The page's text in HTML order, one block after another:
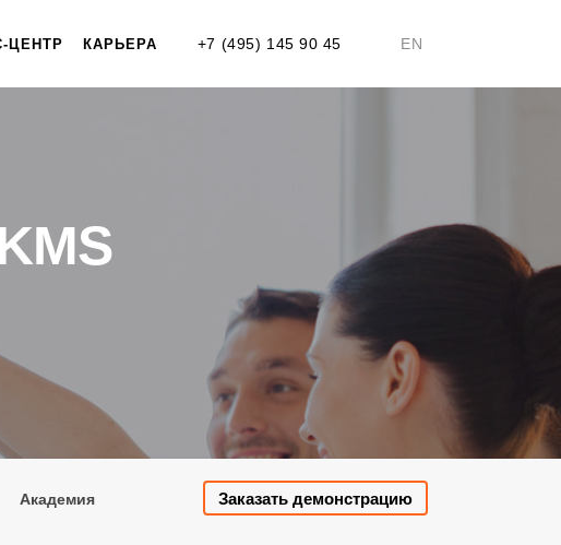
+7 (495) 145 90 45 EN
ЦЕНТР КАРЬЕРА
Академия
Заказать демонстрацию